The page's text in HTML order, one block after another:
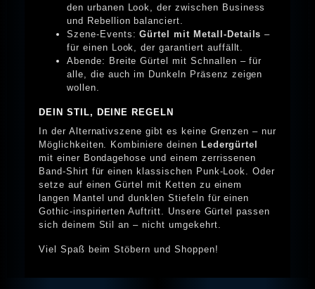
den urbanen Look, der zwischen Business
und Rebellion balanciert.
Szene-Events:Gürtel mit Metall-Details –
für einen Look, der garantiert auffällt.
Abende: Breite Gürtel mit Schnallen – für
alle, die auch im Dunkeln Präsenz zeigen
wollen.
DEIN STIL, DEINE REGELN
In der Alternativszene gibt es keine Grenzen – nur
Möglichkeiten. Kombiniere deinen Ledergürtel
mit einer Bondagehose und einem zerrissenen
Band-Shirt für einen klassischen Punk-Look. Oder
setze auf einen Gürtel mit Ketten zu einem
langen Mantel und dunklen Stiefeln für einen
Gothic-inspirierten Auftritt. Unsere Gürtel passen
sich deinem Stil an – nicht umgekehrt.
Viel Spaß beim Stöbern und Shoppen!